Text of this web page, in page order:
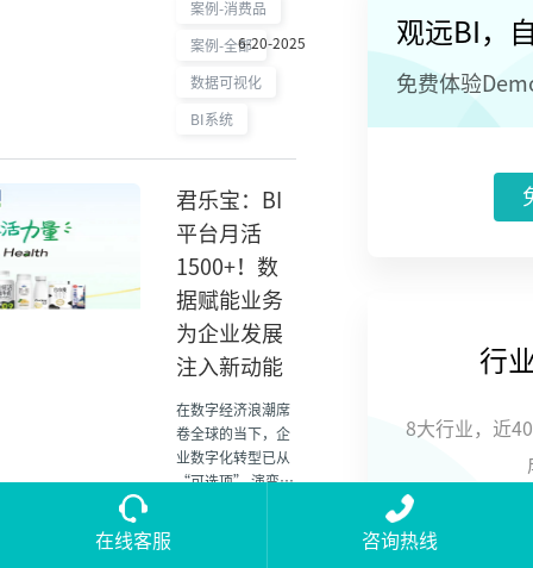
为川酒 “六朵金
花” 之一，拥有
得酒业，以生态酿
酒闻名，更以先锋
水区。从构建独特
到依托 “码数据”
贯穿全业务链，再
到以敏捷实践破局
行业痛点，舍得酒
业用数字化为传统
酒业注入新动能，
的创新转型传奇。
#作为川酒“六朵
金花”之一，舍得
酒业起源于1940
年，至今已拥有83
案例-消费品
案例-全部
数据可视化
BI系统
6-20-2025
君乐宝：BI
平台月活
1500+！数
据赋能业务
为企业发展
注入新动能
在数字经济浪潮席
卷全球的当下，企
业数字化转型已从
“可选项” 演变为
观远BI，
免费体验
行
8大行业，近
在线客服 咨询热线